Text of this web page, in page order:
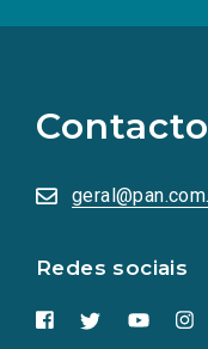
Redes sociais
redes
sociais
numa
nova